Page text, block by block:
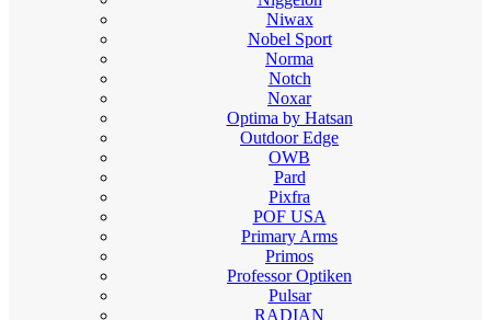
Niwax
Nobel Sport
Norma
Notch
Noxar
Optima by Hatsan
Outdoor Edge
OWB
Pard
Pixfra
POF USA
Primary Arms
Primos
Professor Optiken
Pulsar
RADIAN